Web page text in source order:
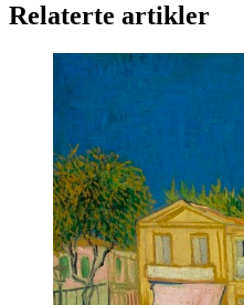
Relaterte artikler